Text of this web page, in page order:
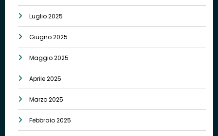
Luglio 2025
Giugno 2025
Maggio 2025
Aprile 2025
Marzo 2025
Febbraio 2025